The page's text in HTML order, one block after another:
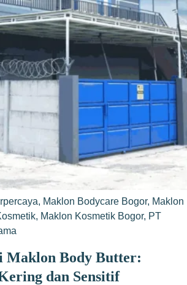
, Maklon Bodycare Bogor, Maklon
, Maklon Kosmetik Bogor, PT
Maklon Body Butter:
dan Sensitif